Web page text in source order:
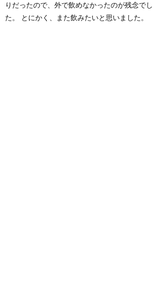
りだったので、外で飲めなかったのが残念でし
た。 とにかく、また飲みたいと思いました。